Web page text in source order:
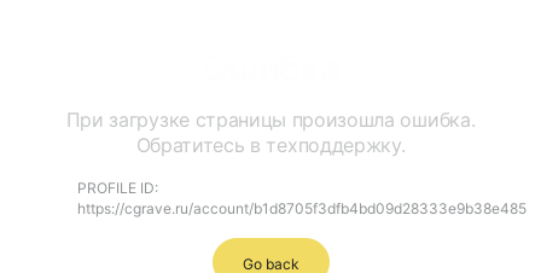
При загрузке страницы произошла ошибка.
Обратитесь в техподдержку.
PROFILE ID:
https://cgrave.ru/account/b1d8705f3dfb4bd09d28333e9b38e485
Go back